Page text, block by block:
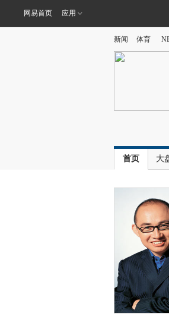
网易首页 应用
新闻 体育
首页 大